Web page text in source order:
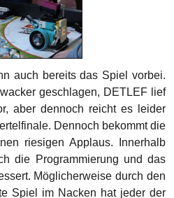
auch bereits das Spiel vorbei.
geschlagen, DETLEF lief
aber dennoch reicht es leider
Dennoch bekommt die
riesigen Applaus. Innerhalb
die Programmierung und das
Möglicherweise durch den
Spiel im Nacken hat jeder der